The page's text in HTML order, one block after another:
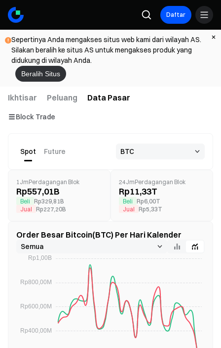
Daftar
Sepertinya Anda mengakses situs web kami dari wilayah AS.
Silakan beralih ke situs AS untuk mengakses produk yang
didukung di wilayah Anda.
Beralih Situs
Ikhtisar Peluang Data Pasar
Block Trade
Spot Future
1JmPerdagangan Blok
Rp557,01B
Beli Rp329,81B
Jual Rp227,20B
24JmPerdagangan Blok
Rp11,33T
Beli Rp6,00T
Jual Rp5,33T
Order Besar Bitcoin(BTC) Per Hari Kalender